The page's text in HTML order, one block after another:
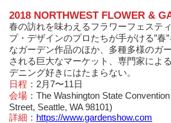
2018 NORTHWEST FLOWER &
春の訪れを味わえるフラワーフェステ
プ・デザインのプロたちが手がける”春
なガーデン作品のほか、多種多様のガ
される巨大なマーケット、専門家によ
デニング好きにはたまらない。
日程 ：2月7〜11日
会場 ：The Washington State
Street, Seattle, WA 98101)
詳細 ： https://www.gardenshow.com